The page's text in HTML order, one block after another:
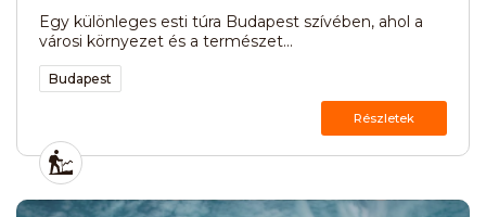
Egy különleges esti túra Budapest szívében, ahol a
városi környezet és a természet...
Budapest
Részletek